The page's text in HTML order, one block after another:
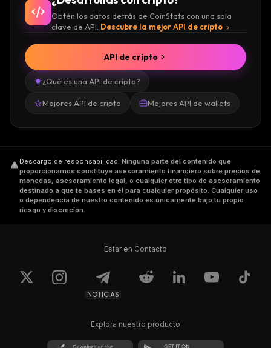
Obtén los datos detrás de CoinStats con una sola
clave de API. Descubre la mejor API de cripto
¿Qué es una API de cripto?
Mejores API de cripto Mejores API de wallets
API de cripto
Descargo de responsabilidad. Ninguna parte del contenido que
proporcionamos constituye asesoramiento financiero sobre precios de
monedas, asesoramiento legal, o cualquier otro tipo de asesoramiento
destinado a que te bases en él para cualquier propósito. Cualquier uso
o dependencia de nuestro contenido es únicamente bajo tu propio
riesgo y discreción.
Estar en Contacto
NOTICIAS
Explora nuestro producto